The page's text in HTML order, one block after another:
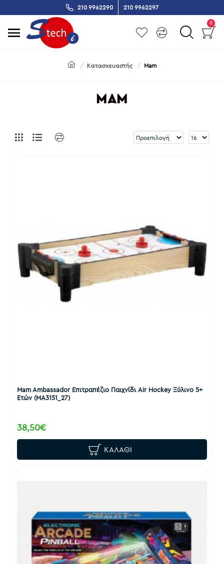
210 9962290 210 9962297
0
Κατασκευαστής Mam
MAM
Mam Ambassador Επιτραπέζιο Παιχνίδι Air Hockey Ξύλινο 5+
Ετών (MA3151_27)
38,50€
ΚΑΛΆΘΙ